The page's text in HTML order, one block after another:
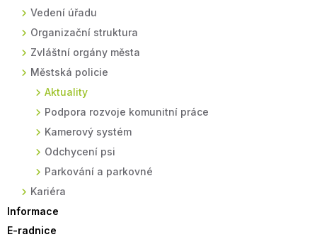
Vedení úřadu
Organizační struktura
Zvláštní orgány města
Městská policie
Aktuality
Podpora rozvoje komunitní práce
Kamerový systém
Odchycení psi
Parkování a parkovné
Kariéra
Informace
E-radnice